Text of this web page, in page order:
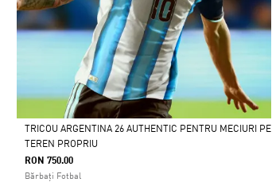
Da
TRICOU ARGENTINA 26 AUTHENTIC PENTRU MECIURI PE
TEREN PROPRIU
RON 750.00
Bărbați Fotbal